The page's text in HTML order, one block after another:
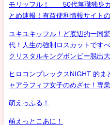
モリッフル！ 50代無職独身ガ
とめ速報！有益便利情報サイト
ユキユキッフル！ど底辺的一同
代！人生の強制ロスカットです
クリスタルキングボンビー脱出
ヒロコンプレックスNIGHT 的
ャアラフィフ女子のめざせ！専
萌えっふる！
萌えっとこあに！